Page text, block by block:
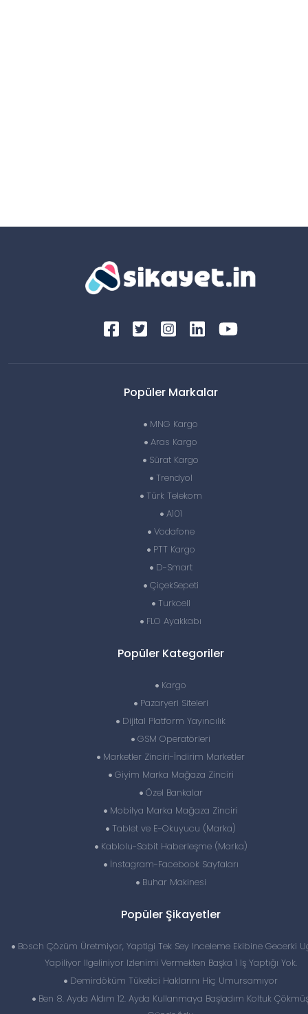
Popüler Markalar
MNG Kargo
Aras Kargo
Sürat Kargo
Trendyol
Türk Telekom
A101
Vodafone
PTT Kargo
D-Smart
ÇiçekSepeti
Turkcell
FLO Ayakkabı
Popüler Kategoriler
Kargo
Pazaryeri Siteleri
Dijital Platform Yayıncılık
GSM Operatörleri
Marketler Zinciri-İndirim Marketler
Giyim Marka Mağaza Zinciri
Özel Bankalar
Mobilya Marka Mağaza Zinciri
Tablet ve E-Okuyucu (Marka)
Kablolu-Sabit Haberleşme (Marka)
İnstagram-Facebook Sayfaları
Buhar Makinesi
Popüler Şikayetler
Bosch Çözüm Üretmiyor, Yaptigi Tek Sey Inceleme Ekibine Gecerki
Yapiliyor Ilgeliniyor Izlenimi Vermekten Başka 1 Iş Yaptığı Yok.
Demirdöküm Tüketici Haklarını Hiç Umursamıyor
Ben 8. Ayda Aldım 12. Ayda Kullanmaya Başladım Koltuk